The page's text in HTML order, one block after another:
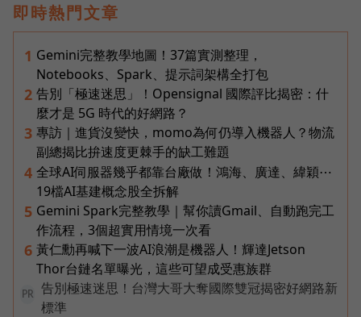
即時熱門文章
1 Gemini完整教學地圖！37篇實測整理，
Notebooks、Spark、提示詞架構全打包
2 告別「極速迷思」！Opensignal 國際評比揭密：什
麼才是 5G 時代的好網路？
3 專訪｜進貨沒變快，momo為何仍導入機器人？物流
副總揭比拚速度更棘手的缺工難題
4 全球AI伺服器幾乎都靠台廠做！鴻海、廣達、緯穎⋯
19檔AI基建概念股全拆解
5 Gemini Spark完整教學｜幫你讀Gmail、自動跑完工
作流程，3個超實用情境一次看
6 黃仁勳再喊下一波AI浪潮是機器人！輝達Jetson
Thor台鏈名單曝光，這些可望成受惠族群
PR
告別極速迷思！台灣大哥大奪國際雙冠揭密好網路新
標準